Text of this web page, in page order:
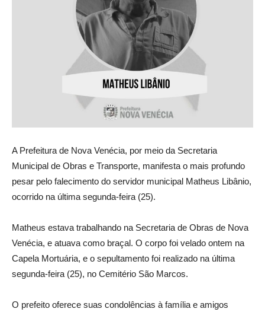
A Prefeitura de Nova Venécia, por meio da Secretaria
Municipal de Obras e Transporte, manifesta o mais profundo
pesar pelo falecimento do servidor municipal Matheus Libânio,
ocorrido na última segunda-feira (25).
Matheus estava trabalhando na Secretaria de Obras de Nova
Venécia, e atuava como braçal. O corpo foi velado ontem na
Capela Mortuária, e o sepultamento foi realizado na última
segunda-feira (25), no Cemitério São Marcos.
O prefeito oferece suas condolências à família e amigos